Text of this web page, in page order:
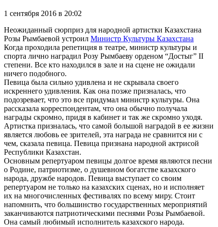
1 сентября 2016 в 20:02
Неожиданный сюрприз для народной артистки Казахстана
Розы Рымбаевой устроил Министр Культуры Казахстана
Когда проходила репетиция в театре, министр культуры и
спорта лично наградил Розу Рымбаеву орденом “Достыг” II
степени. Все кто находился в зале и на сцене не ожидали
ничего подобного.
Певица была сильно удивлена и не скрывала своего
искреннего удивления. Как она позже призналась, что
подозревает, что это все придумал министр культуры. Она
рассказала корреспондентам, что она обычно получала
награды скромно, придя в кабинет и так же скромно уходя.
Артистка призналась, что самой большой наградой в ее жизни
является любовь ее зрителей, эта награда не сравнится ни с
чем, сказала певица. Певица признана народной актрисой
Республики Казахстан.
Основным репертуаром певицы долгое время являются песни
о Родине, патриотизме, о душевном богатстве казахского
народа, дружбе народов. Певица выступает со своим
репертуаром не только на казахских сценах, но и исполняет
их на многочисленных фестивалях по всему миру. Стоит
напомнить, что большинство государственных мероприятий
заканчиваются патриотическими песнями Розы Рымбаевой.
Она самый любимый исполнитель казахского народа.